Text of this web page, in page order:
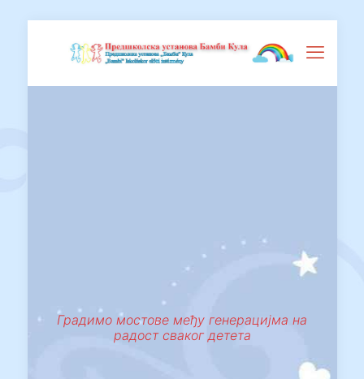
Градимо мостове међу генерацијма на
радост сваког детета